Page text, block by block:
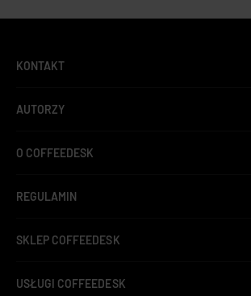
KONTAKT
AUTORZY
O COFFEEDESK
REGULAMIN
SKLEP COFFEEDESK
USŁUGI COFFEEDESK